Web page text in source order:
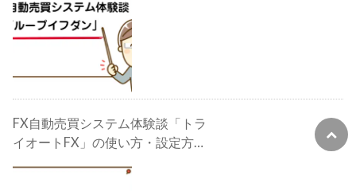
FX自動売買システム体験談「トラ
イオートFX」の使い方・設定方